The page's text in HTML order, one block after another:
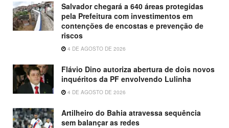
Salvador chegará a 640 áreas protegidas
pela Prefeitura com investimentos em
contenções de encostas e prevenção de
riscos
4 DE AGOSTO DE 2026
Flávio Dino autoriza abertura de dois novos
inquéritos da PF envolvendo Lulinha
4 DE AGOSTO DE 2026
Artilheiro do Bahia atravessa sequência
sem balançar as redes